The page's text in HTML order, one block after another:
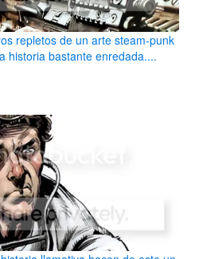
repletos de un arte steam-punk
historia bastante enredada....